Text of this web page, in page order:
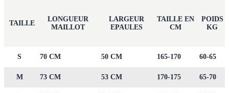
TAILLE
LONGUEUR
MAILLOT
LARGEUR
EPAULES
TAILLE EN
CM
POIDS
KG
S 70 CM 50 CM 165-170 60-65
M 73 CM 53 CM 170-175 65-70